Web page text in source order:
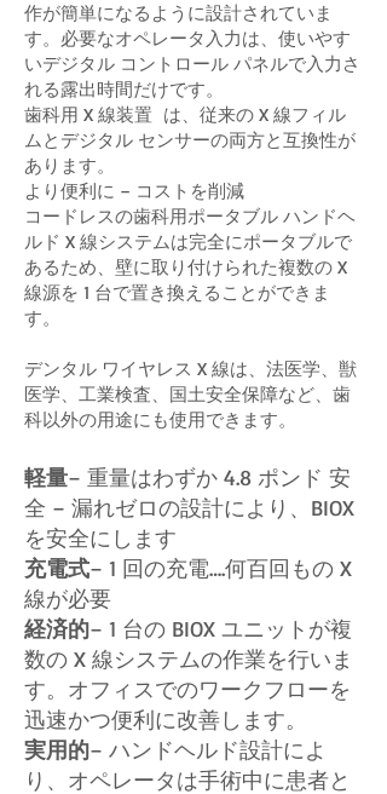
作が簡単になるように設計されていま
す。必要なオペレータ入力は、使いやす
いデジタル コントロール パネルで入力さ
れる露出時間だけです。
歯科用 X 線装置 は、従来の X 線フィル
ムとデジタル センサーの両方と互換性が
あります。
より便利に – コストを削減
コードレスの歯科用ポータブル ハンドヘ
ルド X 線システムは完全にポータブルで
あるため、壁に取り付けられた複数の X
線源を 1 台で置き換えることができま
す。
デンタル ワイヤレス X 線は、法医学、獣
医学、工業検査、国土安全保障など、歯
科以外の用途にも使用できます。
軽量– 重量はわずか 4.8 ポンド 安
全 – 漏れゼロの設計により、BIOX
を安全にします
充電式– 1 回の充電….何百回もの X
線が必要
経済的– 1 台の BIOX ユニットが複
数の X 線システムの作業を行いま
す。オフィスでのワークフローを
迅速かつ便利に改善します。
実用的– ハンドヘルド設計によ
り、オペレータは手術中に患者と